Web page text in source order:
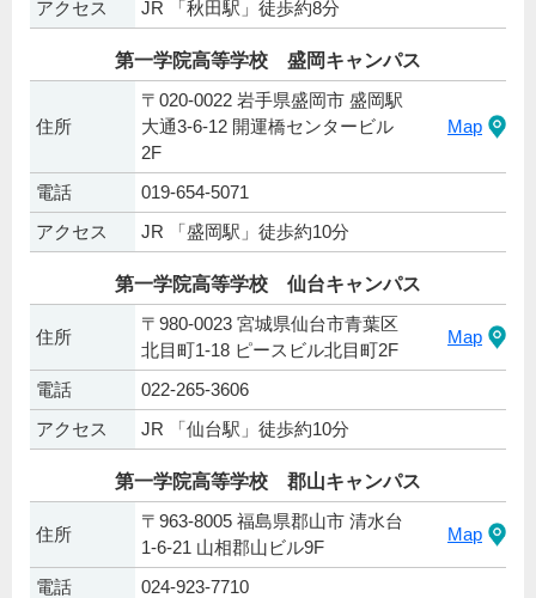
アクセス
JR 「秋田駅」徒歩約8分
第一学院高等学校 盛岡キャンパス
住所
〒020-0022 岩手県盛岡市 盛岡駅
大通3-6-12 開運橋センタービル
2F
Map
電話
019-654-5071
アクセス
JR 「盛岡駅」徒歩約10分
第一学院高等学校 仙台キャンパス
住所
〒980-0023 宮城県仙台市青葉区
北目町1-18 ピースビル北目町2F
Map
電話
022-265-3606
アクセス
JR 「仙台駅」徒歩約10分
第一学院高等学校 郡山キャンパス
住所
〒963-8005 福島県郡山市 清水台
1-6-21 山相郡山ビル9F
Map
電話
024-923-7710